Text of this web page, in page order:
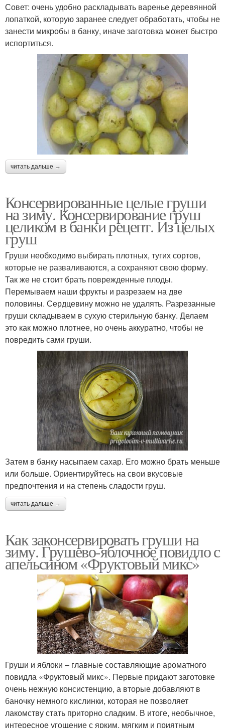
Совет: очень удобно раскладывать варенье деревянной
лопаткой, которую заранее следует обработать, чтобы не
занести микробы в банку, иначе заготовка может быстро
испортиться.
читать дальше →
Консервированные целые груши
на зиму. Консервирование груш
целиком в банки рецепт. Из целых
груш
Груши необходимо выбирать плотных, тугих сортов,
которые не разваливаются, а сохраняют свою форму.
Так же не стоит брать поврежденные плоды.
Перемываем наши фрукты и разрезаем на две
половины. Сердцевину можно не удалять. Разрезанные
груши складываем в сухую стерильную банку. Делаем
это как можно плотнее, но очень аккуратно, чтобы не
повредить сами груши.
Затем в банку насыпаем сахар. Его можно брать меньше
или больше. Ориентируйтесь на свои вкусовые
предпочтения и на степень сладости груш.
читать дальше →
Как законсервировать груши на
зиму. Грушево-яблочное повидло с
апельсином «Фруктовый микс»
Груши и яблоки – главные составляющие ароматного
повидла «Фруктовый микс». Первые придают заготовке
очень нежную консистенцию, а вторые добавляют в
баночку немного кислинки, которая не позволяет
лакомству стать приторно сладким. В итоге, необычное,
интересное угощение с ярким, мягким и приятным